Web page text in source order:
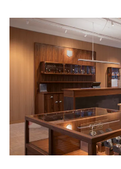
AUFZUG
Automatischer Aufzug
FREQUENZ
28.800 A/h, 4 Hz
ZIFFERBLATT